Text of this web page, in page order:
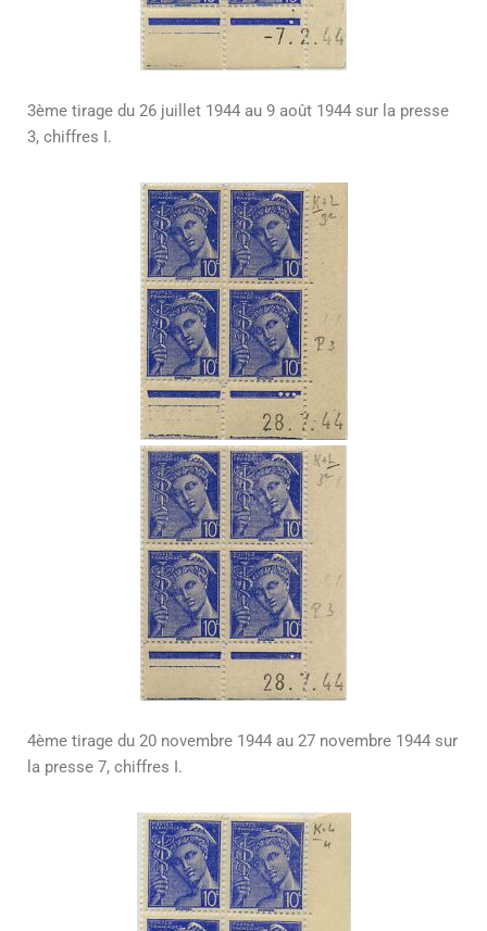
3ème tirage du 26 juillet 1944 au 9 août 1944 sur la presse
3, chiffres I.
4ème tirage du 20 novembre 1944 au 27 novembre 1944 sur
la presse 7, chiffres I.